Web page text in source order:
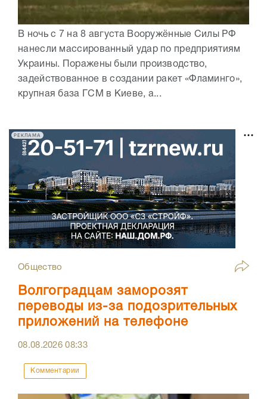
В ночь с 7 на 8 августа Вооружённые Силы РФ
нанесли массированный удар по предприятиям
Украины. Поражены были производство,
задействованное в создании ракет «Фламинго»,
крупная база ГСМ в Киеве, а...
РЕКЛАМА
Общество
Волгоградцам заморозят
переводы из-за подозрительных
приложений на телефоне
08.08.202608:33
Комментарии